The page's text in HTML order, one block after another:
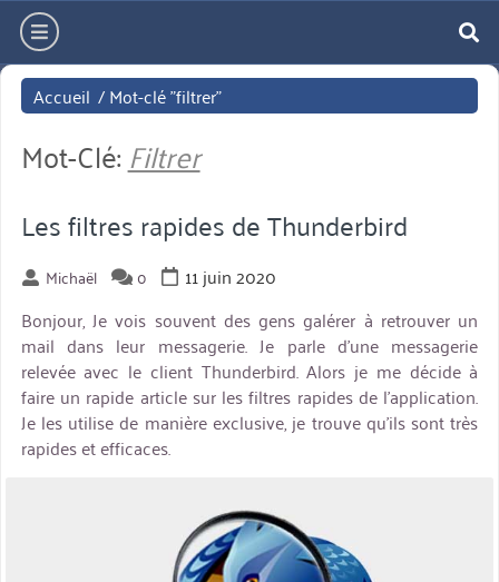
Aller
directement
au
contenu
hamburger
Accueil /Mot-clé "filtrer"
Mot-Clé: Filtrer
Les filtres rapides de Thunderbird
Michaël 0
11 juin 2020
Bonjour, Je vois souvent des gens galérer à retrouver un
mail dans leur messagerie. Je parle d’une messagerie
relevée avec le client Thunderbird. Alors je me décide à
faire un rapide article sur les filtres rapides de l’application.
Je les utilise de manière exclusive, je trouve qu’ils sont très
rapides et efficaces.